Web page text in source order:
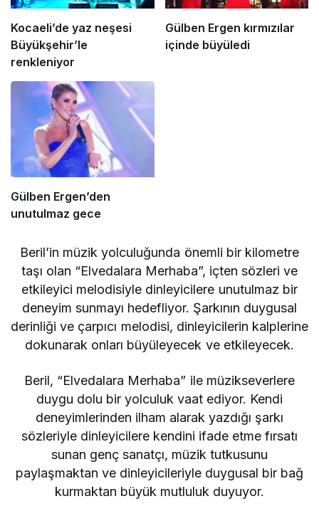
Kocaeli’de yaz neşesi
Büyükşehir’le
renkleniyor
Gülben Ergen kırmızılar
içinde büyüledi
Gülben Ergen’den
unutulmaz gece
Beril’in müzik yolculuğunda önemli bir kilometre
taşı olan “Elvedalara Merhaba”, içten sözleri ve
etkileyici melodisiyle dinleyicilere unutulmaz bir
deneyim sunmayı hedefliyor. Şarkının duygusal
derinliği ve çarpıcı melodisi, dinleyicilerin kalplerine
dokunarak onları büyüleyecek ve etkileyecek.
Beril, “Elvedalara Merhaba” ile müzikseverlere
duygu dolu bir yolculuk vaat ediyor. Kendi
deneyimlerinden ilham alarak yazdığı şarkı
sözleriyle dinleyicilere kendini ifade etme fırsatı
sunan genç sanatçı, müzik tutkusunu
paylaşmaktan ve dinleyicileriyle duygusal bir bağ
kurmaktan büyük mutluluk duyuyor.